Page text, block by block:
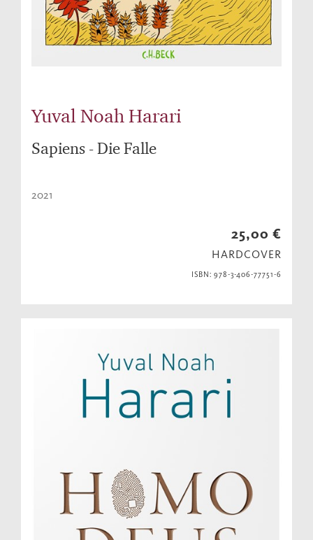
Yuval Noah Harari
Sapiens - Die Falle
2021
25,00 €
HARDCOVER
ISBN: 978-3-406-77751-6